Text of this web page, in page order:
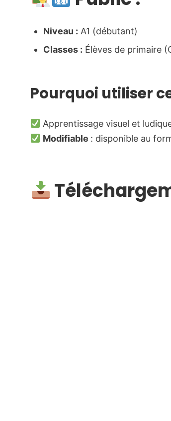
Niveau : A1 (débutant)
Classes : Élèves de primaire
Pourquoi utiliser
Apprentissage visuel et
Modifiable : disponible au